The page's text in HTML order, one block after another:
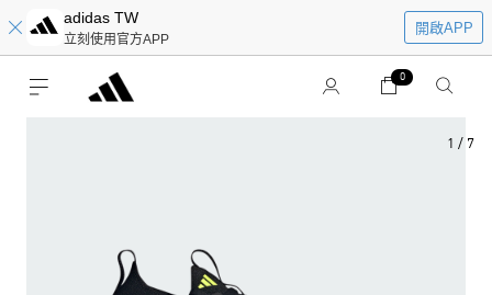
adidas TW
立刻使用官方APP
開啟APP
0
1 / 7